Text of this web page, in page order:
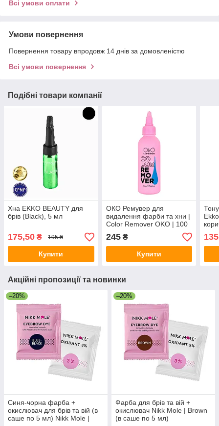
Всі умови оплати
Умови повернення
Повернення товару впродовж 14 днів за домовленістю
Всі умови повернення
Подібні товари компанії
Хна EKKO BEAUTY для
брів (Black), 5 мл
175,50 ₴ 195 ₴
Купити
ОКО Ремувер для
видалення фарби та хни |
Color Remover OKO | 100
ml
245₴
Купити
Акційні пропозиції та новинки
–20%
Синя-чорна фарба +
окислювач для брів та вій (в
саше по 5 мл) Nikk Mole |
–20%
Фарба для брів та вій +
окислювач Nikk Mole | Brown
(в саше по 5 мл)